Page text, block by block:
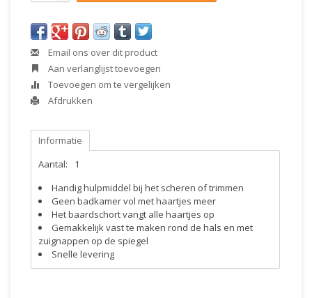
Email ons over dit product
Aan verlanglijst toevoegen
Toevoegen om te vergelijken
Afdrukken
Informatie
Aantal:
1
Handig hulpmiddel bij het scheren of trimmen
Geen badkamer vol met haartjes meer
Het baardschort vangt alle haartjes op
Gemakkelijk vast te maken rond de hals en met
zuignappen op de spiegel
Snelle levering